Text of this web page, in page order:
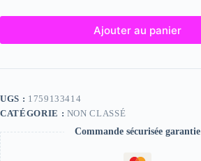
Ajouter au panier
UGS : 1759133414
CATÉGORIE : NON CLASSÉ
Commande sécurisée garantie